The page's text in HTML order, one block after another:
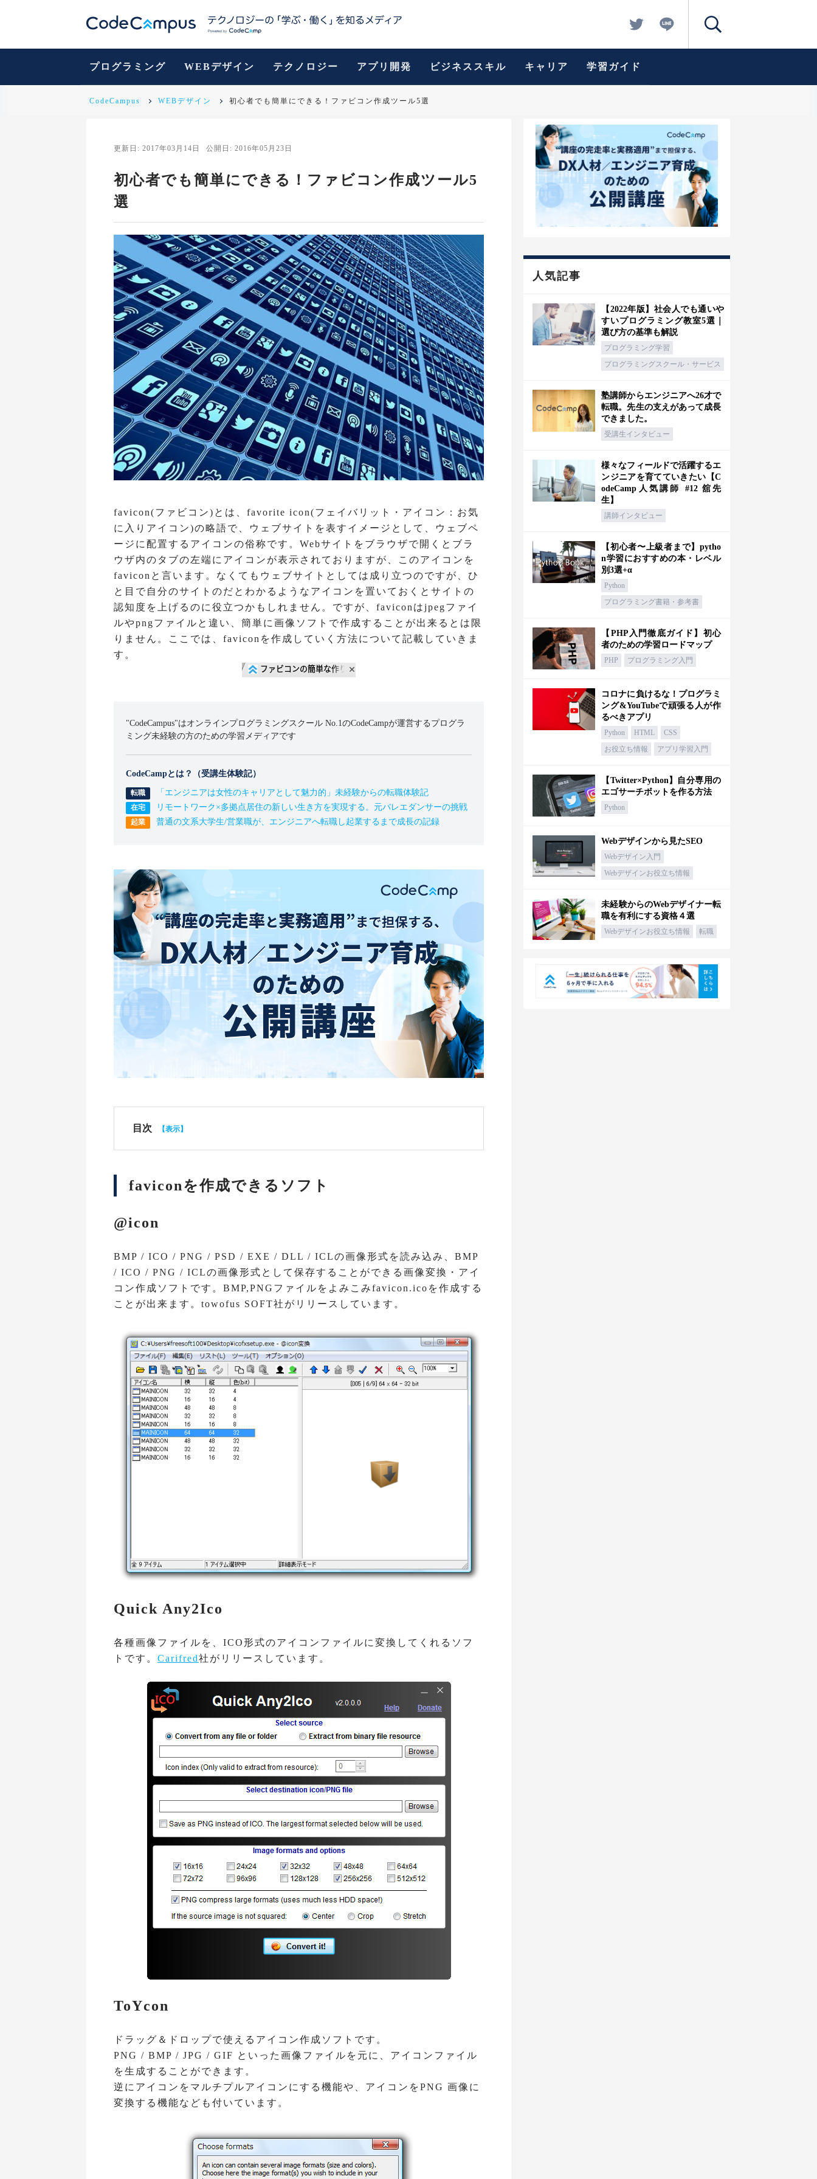
プログラミング WEBデザイン テクノロジー アプリ開発 ビジネススキル キャリア 学習ガイド
CodeCampus WEBデザイン 初心者でも簡単にできる！ファビコン作成ツール5選
更新日: 2017年03月14日 公開日: 2016年05月23日
初心者でも簡単にできる！ファビコン作成ツール5
選
favicon(ファビコン)とは、favorite icon(フェイバリット・アイコン：お気
に入りアイコン)の略語で、ウェブサイトを表すイメージとして、ウェブペ
ージに配置するアイコンの俗称です。Webサイトをブラウザで開くとブラ
ウザ内のタブの左端にアイコンが表示されておりますが、このアイコンを
faviconと言います。なくてもウェブサイトとしては成り立つのですが、ひ
と目で自分のサイトのだとわかるようなアイコンを置いておくとサイトの
認知度を上げるのに役立つかもしれません。ですが、faviconはjpegファイ
ルやpngファイルと違い、簡単に画像ソフトで作成することが出来るとは限
りません。ここでは、faviconを作成していく方法について記載していきま
す。
"CodeCampus"はオンラインプログラミングスクール No.1のCodeCampが運営するプログラ
ミング未経験の方のための学習メディアです
CodeCampとは？（受講生体験記）
「エンジニアは女性のキャリアとして魅力的」未経験からの転職体験記
リモートワーク×多拠点居住の新しい生き方を実現する。元バレエダンサーの挑戦
普通の文系大学生/営業職が、エンジニアへ転職し起業するまで成長の記録
目次
faviconを作成できるソフト
@icon
BMP / ICO / PNG / PSD / EXE / DLL / ICLの画像形式を読み込み、BMP
/ ICO / PNG / ICLの画像形式として保存することができる画像変換・アイ
コン作成ソフトです。BMP,PNGファイルをよみこみfavicon.icoを作成する
ことが出来ます。towofus SOFT社がリリースしています。
Quick Any2Ico
各種画像ファイルを、ICO形式のアイコンファイルに変換してくれるソフ
トです。 Carifred社がリリースしています。
ToYcon
ドラッグ＆ドロップで使えるアイコン作成ソフトです。
PNG / BMP / JPG / GIF といった画像ファイルを元に、アイコンファイル
を生成することができます。
逆にアイコンをマルチプルアイコンにする機能や、アイコンをPNG 画像に
変換する機能なども付いています。
人気記事
【2022年版】社会人でも通いや
すいプログラミング教室5選｜
選び方の基準も解説
プログラミング学習
プログラミングスクール・サービス
塾講師からエンジニアへ26才で
転職。先生の支えがあって成長
できました。
受講生インタビュー
様々なフィールドで活躍するエ
ンジニアを育てていきたい【C
odeCamp人気講師 #12 舘先
生】
講師インタビュー
【初心者〜上級者まで】pytho
n学習におすすめの本・レベル
別3選+α
Python
プログラミング書籍・参考書
【PHP入門徹底ガイド】初心
者のための学習ロードマップ
PHP プログラミング入門
コロナに負けるな！プログラミ
ング&YouTubeで頑張る人が作
るべきアプリ
Python HTML
CSS
お役立ち情報
アプリ学習入門
【Twitter×Python】自分専用の
エゴサーチボットを作る方法
Python
Webデザインから見たSEO
Webデザイン入門
Webデザインお役立ち情報
未経験からのWebデザイナー転
職を有利にする資格４選
Webデザインお役立ち情報 転職